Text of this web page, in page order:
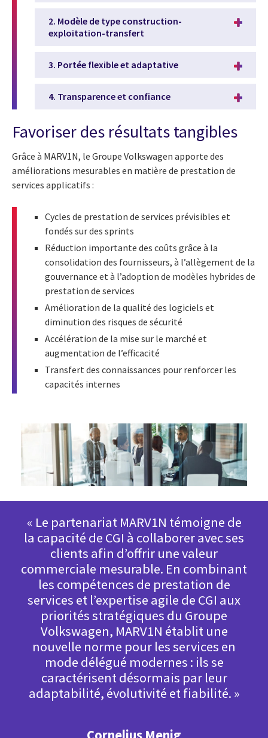
2. Modèle de type construction-
exploitation-transfert
3. Portée flexible et adaptative
4. Transparence et confiance
Favoriser des résultats tangibles
Grâce à MARV1N, le Groupe Volkswagen apporte des
améliorations mesurables en matière de prestation de
services applicatifs :
Cycles de prestation de services prévisibles et
fondés sur des sprints
Réduction importante des coûts grâce à la
consolidation des fournisseurs, à l’allègement de la
gouvernance et à l’adoption de modèles hybrides de
prestation de services
Amélioration de la qualité des logiciels et
diminution des risques de sécurité
Accélération de la mise sur le marché et
augmentation de l’efficacité
Transfert des connaissances pour renforcer les
capacités internes
« Le partenariat MARV1N témoigne de
la capacité de CGI à collaborer avec ses
clients afin d’offrir une valeur
commerciale mesurable. En combinant
les compétences de prestation de
services et l’expertise agile de CGI aux
priorités stratégiques du Groupe
Volkswagen, MARV1N établit une
nouvelle norme pour les services en
mode délégué modernes : ils se
caractérisent désormais par leur
adaptabilité, évolutivité et fiabilité. »